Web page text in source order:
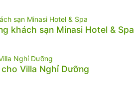
khách sạn Minasi Hotel & Spa
Villa Nghỉ Dưỡng